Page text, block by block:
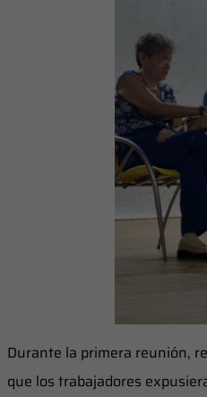
Durante la primera reunión,
que los trabajadores